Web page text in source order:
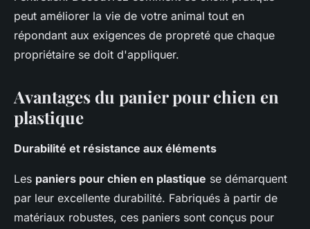
peut améliorer la vie de votre animal tout en
répondant aux exigences de propreté que chaque
propriétaire se doit d'appliquer.
Avantages du panier pour chien en
plastique
Durabilité et résistance aux éléments
Les paniers pour chien en plastique se démarquent
par leur excellente durabilité. Fabriqués à partir de
matériaux robustes, ces paniers sont conçus pour